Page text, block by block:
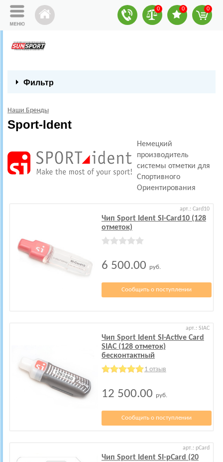
0 0 0
Фильтр
Наши Бренды
Sport-Ident
Немецкий
производитель
системы отметки для
Спортивного
Ориентирования
арт.: Card10
Чип Sport Ident SI-Card10 (128
отметок)
6 500.00 руб.
Сообщить о поступлении
арт.: SIAC
Чип Sport Ident SI-Active Card
SIAC (128 отметок)
бесконтактный
1 отзыв
12 500.00 руб.
Сообщить о поступлении
арт.: pCard
Чип Sport Ident SI-pCard (20